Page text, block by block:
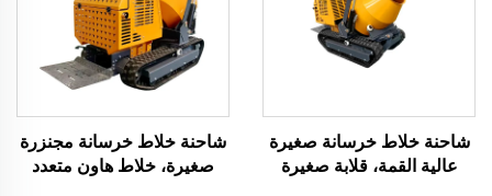
شاحنة خلاط خرسانة صغيرة
عالية القمة، قلابة صغيرة
شاحنة خلاط خرسانة مجنزرة
صغيرة، خلاط هاون متعدد